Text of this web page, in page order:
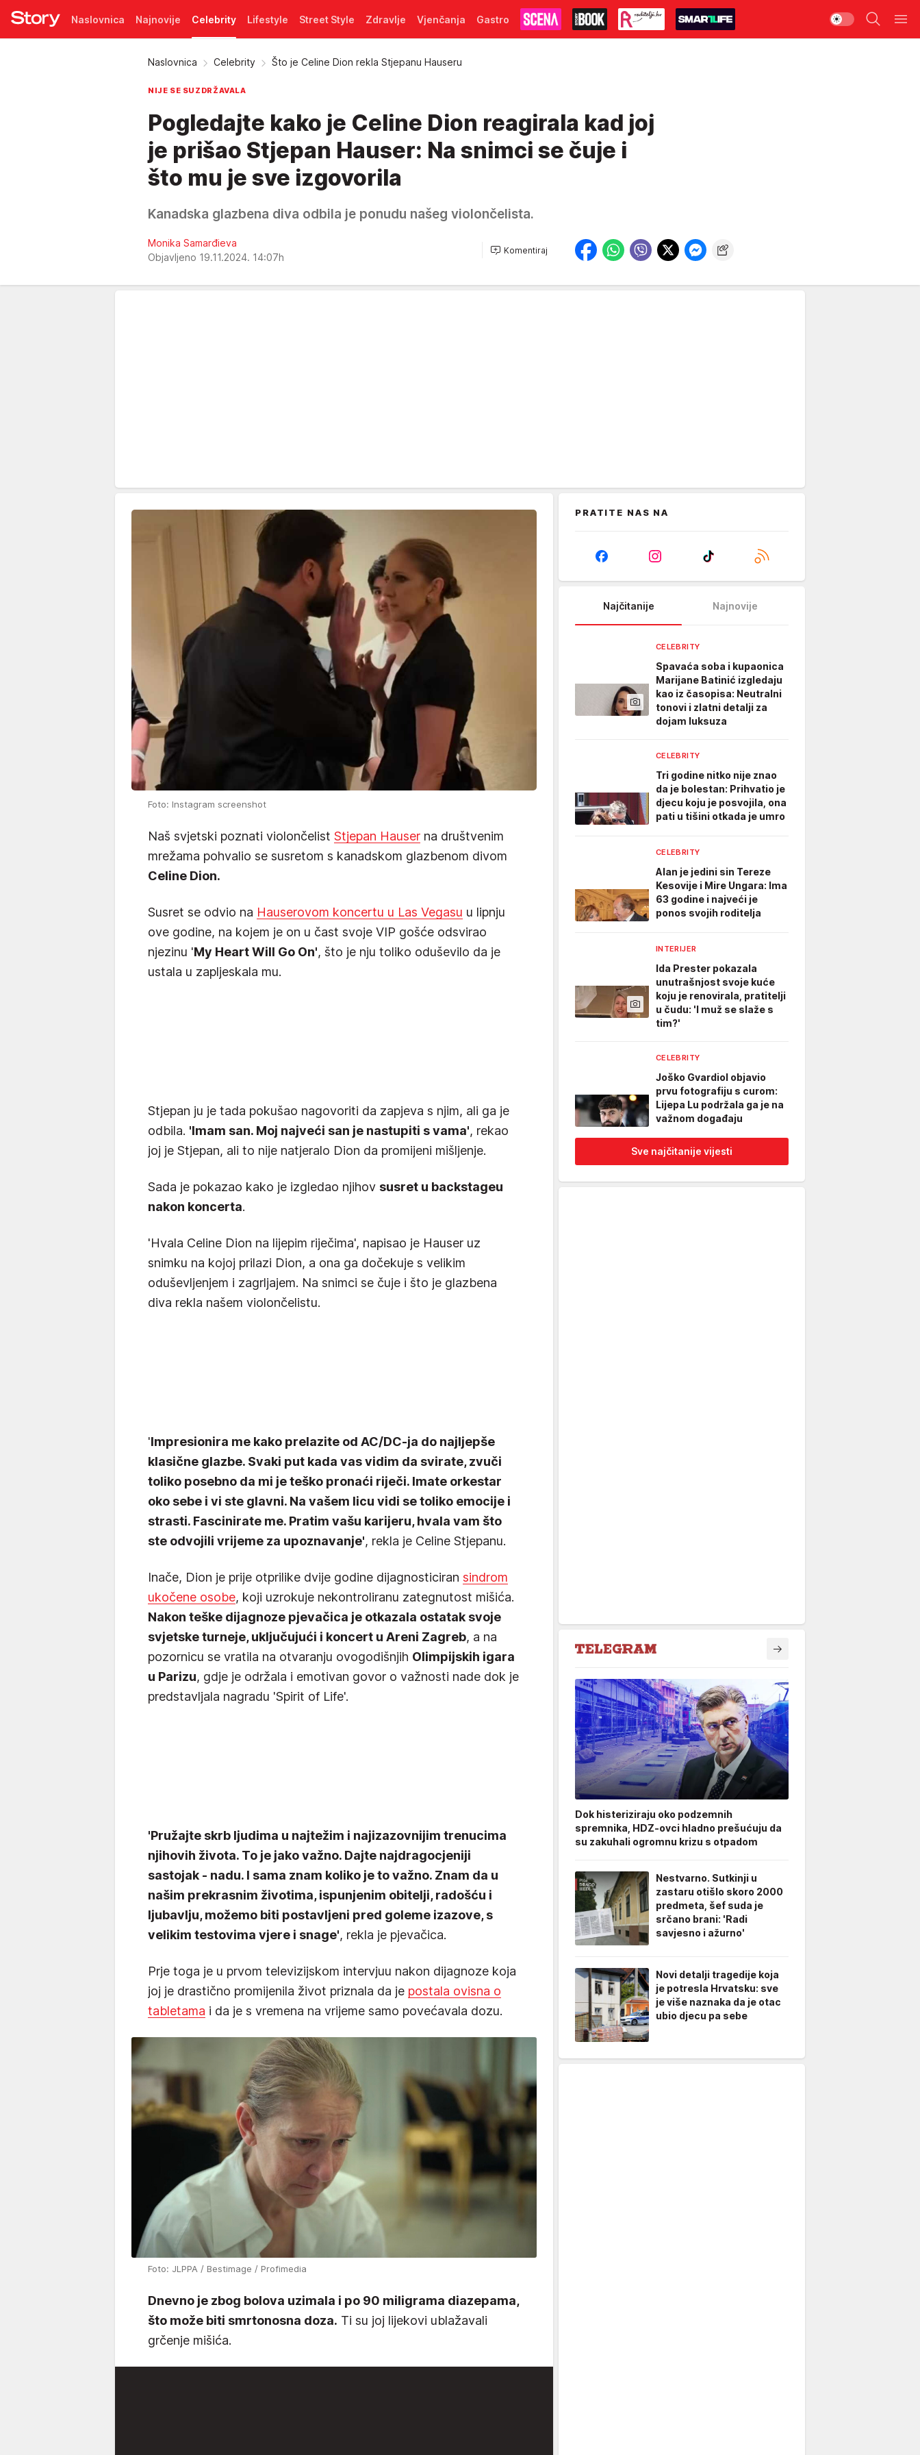
Naslovnica Najnovije Celebrity Lifestyle Street Style Zdravlje Vjenčanja Gastro
Naslovnica Celebrity Što je Celine Dion rekla Stjepanu Hauseru
NIJE SE SUZDRŽAVALA
Pogledajte kako je Celine Dion reagirala kad joj
je prišao Stjepan Hauser: Na snimci se čuje i
što mu je sve izgovorila
Kanadska glazbena diva odbila je ponudu našeg violončelista.
Monika Samarđieva
Objavljeno 19.11.2024. 14:07h
Komentiraj
Foto: Instagram screenshot
Naš svjetski poznati violončelist Stjepan Hauser na društvenim
mrežama pohvalio se susretom s kanadskom glazbenom divom
Celine Dion.
Susret se odvio na Hauserovom koncertu u Las Vegasu u lipnju
ove godine, na kojem je on u čast svoje VIP gošće odsvirao
njezinu 'My Heart Will Go On', što je nju toliko oduševilo da je
ustala u zapljeskala mu.
Stjepan ju je tada pokušao nagovoriti da zapjeva s njim, ali ga je
odbila. 'Imam san. Moj najveći san je nastupiti s vama', rekao
joj je Stjepan, ali to nije natjeralo Dion da promijeni mišljenje.
Sada je pokazao kako je izgledao njihov susret u backstageu
nakon koncerta.
'Hvala Celine Dion na lijepim riječima', napisao je Hauser uz
snimku na kojoj prilazi Dion, a ona ga dočekuje s velikim
oduševljenjem i zagrljajem. Na snimci se čuje i što je glazbena
diva rekla našem violončelistu.
'Impresionira me kako prelazite od AC/DC-ja do najljepše
klasične glazbe. Svaki put kada vas vidim da svirate, zvuči
toliko posebno da mi je teško pronaći riječi. Imate orkestar
oko sebe i vi ste glavni. Na vašem licu vidi se toliko emocije i
strasti. Fascinirate me. Pratim vašu karijeru, hvala vam što
ste odvojili vrijeme za upoznavanje', rekla je Celine Stjepanu.
Inače, Dion je prije otprilike dvije godine dijagnosticiran sindrom
ukočene osobe, koji uzrokuje nekontroliranu zategnutost mišića.
Nakon teške dijagnoze pjevačica je otkazala ostatak svoje
svjetske turneje, uključujući i koncert u Areni Zagreb, a na
pozornicu se vratila na otvaranju ovogodišnjih Olimpijskih igara
u Parizu, gdje je održala i emotivan govor o važnosti nade dok je
predstavljala nagradu 'Spirit of Life'.
'Pružajte skrb ljudima u najtežim i najizazovnijim trenucima
njihovih života. To je jako važno. Dajte najdragocjeniji
sastojak - nadu. I sama znam koliko je to važno. Znam da u
našim prekrasnim životima, ispunjenim obitelji, radošću i
ljubavlju, možemo biti postavljeni pred goleme izazove, s
velikim testovima vjere i snage', rekla je pjevačica.
Prje toga je u prvom televizijskom intervjuu nakon dijagnoze koja
joj je drastično promijenila život priznala da je postala ovisna o
tabletama i da je s vremena na vrijeme samo povećavala dozu.
Foto: JLPPA / Bestimage / Profimedia
Dnevno je zbog bolova uzimala i po 90 miligrama diazepama,
što može biti smrtonosna doza. Ti su joj lijekovi ublažavali
grčenje mišića.
PRATITE NAS NA
Najčitanije Najnovije
CELEBRITY
Spavaća soba i kupaonica
Marijane Batinić izgledaju
kao iz časopisa: Neutralni
tonovi i zlatni detalji za
dojam luksuza
CELEBRITY
Tri godine nitko nije znao
da je bolestan: Prihvatio je
djecu koju je posvojila, ona
pati u tišini otkada je umro
CELEBRITY
Alan je jedini sin Tereze
Kesovije i Mire Ungara: Ima
63 godine i najveći je
ponos svojih roditelja
INTERIJER
Ida Prester pokazala
unutrašnjost svoje kuće
koju je renovirala, pratitelji
u čudu: 'I muž se slaže s
tim?'
CELEBRITY
Joško Gvardiol objavio
prvu fotografiju s curom:
Lijepa Lu podržala ga je na
važnom događaju
Sve najčitanije vijesti
Dok histeriziraju oko podzemnih
spremnika, HDZ-ovci hladno prešućuju da
su zakuhali ogromnu krizu s otpadom
Nestvarno. Sutkinji u
zastaru otišlo skoro 2000
predmeta, šef suda je
srčano brani: 'Radi
savjesno i ažurno'
Novi detalji tragedije koja
je potresla Hrvatsku: sve
je više naznaka da je otac
ubio djecu pa sebe